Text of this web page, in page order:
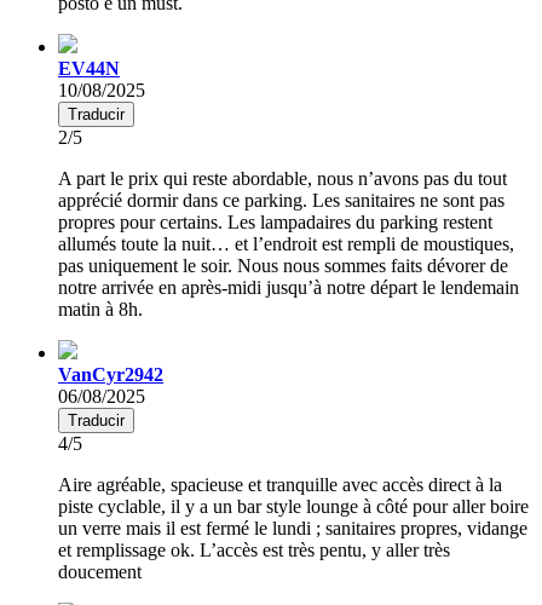
EV44N
10/08/2025
Traducir
2/5
A part le prix qui reste abordable, nous n’avons pas du tout
apprécié dormir dans ce parking. Les sanitaires ne sont pas
propres pour certains. Les lampadaires du parking restent
allumés toute la nuit… et l’endroit est rempli de moustiques,
pas uniquement le soir. Nous nous sommes faits dévorer de
notre arrivée en après-midi jusqu’à notre départ le lendemain
matin à 8h.
VanCyr2942
06/08/2025
Traducir
4/5
Aire agréable, spacieuse et tranquille avec accès direct à la
piste cyclable, il y a un bar style lounge à côté pour aller boire
un verre mais il est fermé le lundi ; sanitaires propres, vidange
et remplissage ok. L’accès est très pentu, y aller très
doucement